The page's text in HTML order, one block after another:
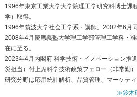
1996年東京工業大学大学院理工学研究科博士課
学）取得。
1996年筑波大学社会工学系・講師。2002年6月同
2008年4月慶應義塾大学理工学部管理工学科・
在に至る。
2023年4月内閣府 科学技術・イノベーション推
災担当）付上席科学技術政策フェロー（非常勤）
研究分野は応用統計解析、品質管理、マーケティ
≫鈴木